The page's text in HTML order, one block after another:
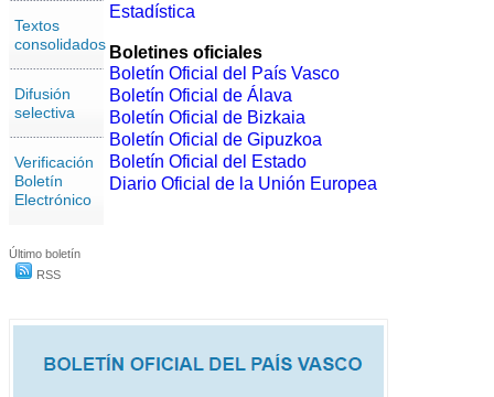
Textos
consolidados
Difusión
selectiva
Verificación
Boletín
Electrónico
Último boletín
RSS
Estadística
Boletines oficiales
Boletín Oficial del País Vasco
Boletín Oficial de Álava
Boletín Oficial de Bizkaia
Boletín Oficial de Gipuzkoa
Boletín Oficial del Estado
Diario Oficial de la Unión Europea